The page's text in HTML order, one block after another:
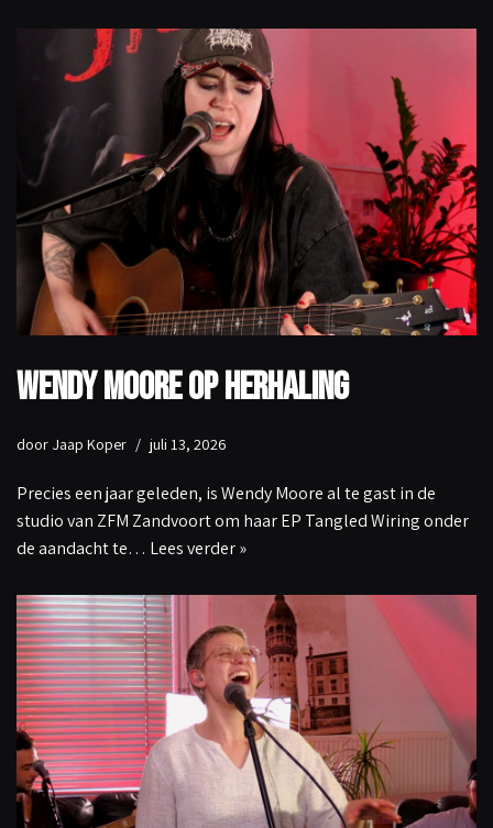
Wendy Moore op Herhaling
door Jaap Koper juli 13, 2026
Precies een jaar geleden, is Wendy Moore al te gast in de
studio van ZFM Zandvoort om haar EP Tangled Wiring onder
de aandacht te… Lees verder »